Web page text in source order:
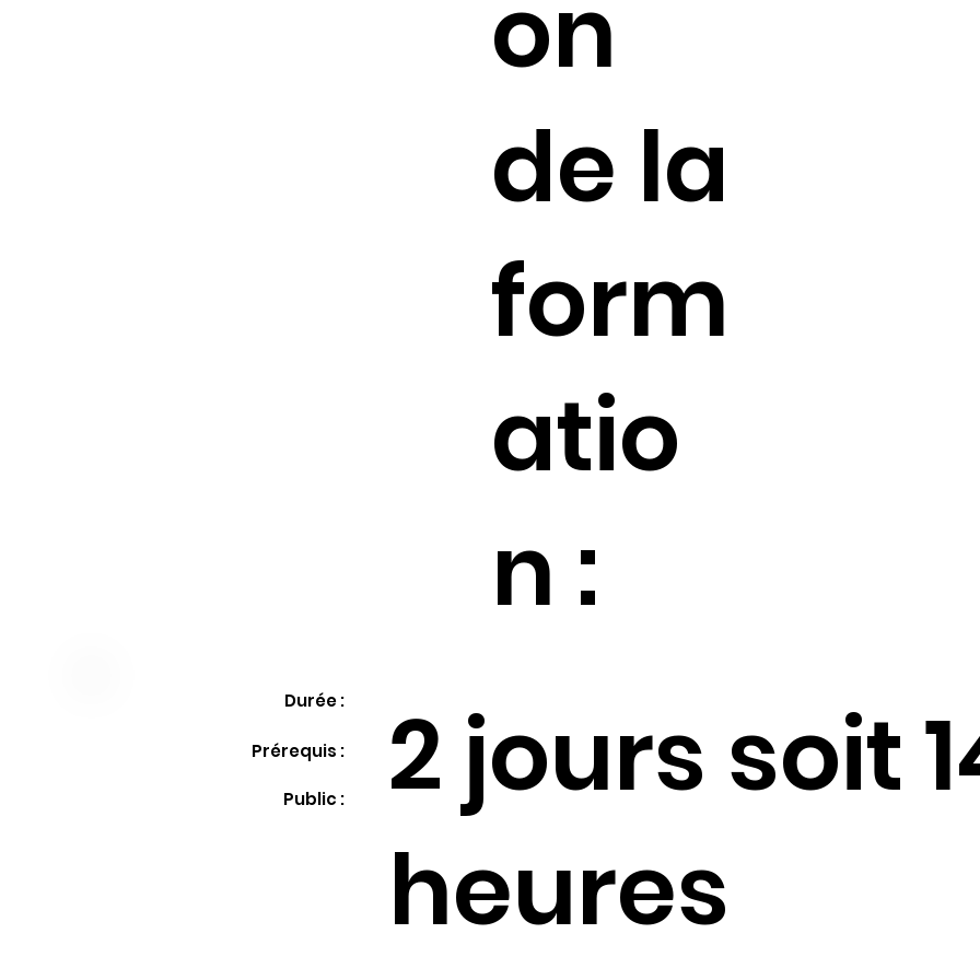
on
de la
form
atio
n :
Durée :
Prérequis :
Public :
2 jours soit
heures